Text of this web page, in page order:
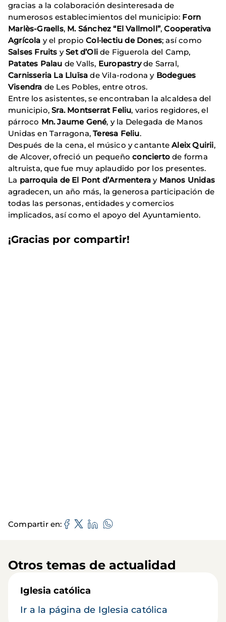
gracias a la colaboración desinteresada de
numerosos establecimientos del municipio: Forn
Marlès-Graells, M. Sánchez “El Vallmoll”,Cooperativa
Agrícola y el propioCol·lectiu de Dones; así como
Salses Fruits ySet d’Oli de Figuerola del Camp,
Patates Palau de Valls, Europastryde Sarral,
Carnisseria La Lluïsa de Vila-rodona y Bodegues
Visendra de Les Pobles, entre otros.
Entre los asistentes, se encontraban la alcaldesa del
municipio,Sra. Montserrat Feliu, varios regidores, el
párroco Mn. Jaume Gené, y la Delegada de Manos
Unidas en Tarragona, Teresa Feliu.
Después de la cena, el músico y cantanteAleix Quirii,
de Alcover, ofreció un pequeñoconcierto de forma
altruista, que fue muy aplaudido por los presentes.
La parroquia de El Pont d’Armentera y Manos Unidas
agradecen, un año más, la generosa participación de
todas las personas, entidades y comercios
implicados, así como el apoyo del Ayuntamiento.
¡Gracias por compartir!
Compartir en
Otros temas de actualidad
Iglesia católica
Ir a la página de Iglesia católica